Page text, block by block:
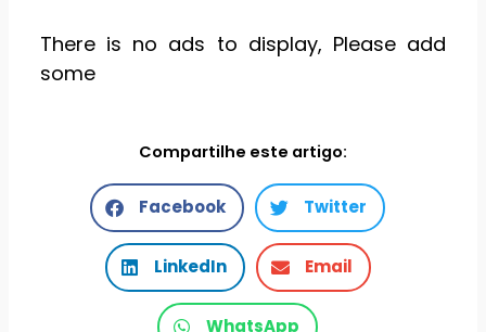
There is no ads to display, Please add
some
Compartilhe este artigo:
Facebook Twitter
LinkedIn Email
WhatsApp